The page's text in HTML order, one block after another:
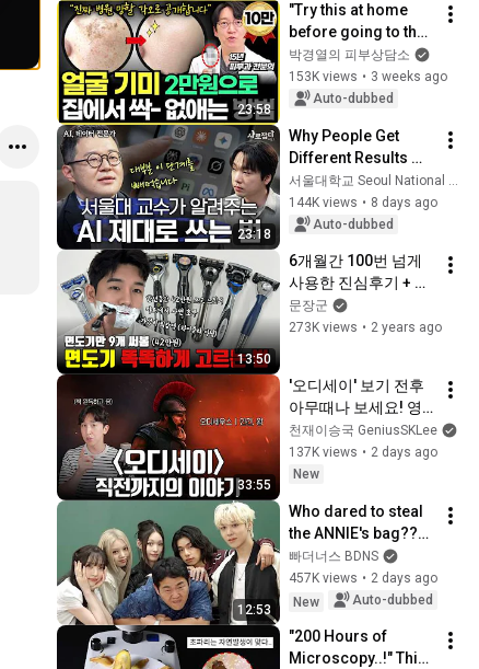
23:58
"Try this at home
before going to the
clinic": A 15-year
dermatologist
shares how to treat
박경열의 피부상담소
153K views • 3 weeks ago
Auto-dubbed
23:18
Why People Get
Different Results
Using the Same AI |
Prof. Park Hyun-
woo | SNU Catch
144K views • 8 days ago
Auto-dubbed
13:50
6개월간 100번 넘게
사용한 진심후기 + 면
도기 선택 가이드 공
개
문장군
273K views • 2 years ago
33:55
'오디세이' 보기 전후
아무때나 보세요! 영
화의 프리퀄이라 할
수 있는 일리아스 이
야기 간단 정리!
천재이승국 GeniusSKLee
137K views • 2 days ago
New
12:53
Who dared to steal
the ANNIE's bag???
(ALLDAY PROJECT)
빠더너스 BDNS
457K views • 2 days ago
New
Auto-dubbed
"200 Hours of
Microscopy..!" This